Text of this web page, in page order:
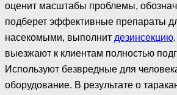
оценит масштабы проблемы,
подберет эффективные препараты
насекомыми, выполнит дезинсекцию
выезжают к клиентам полностью
Используют безвредные для
оборудование. В результате о